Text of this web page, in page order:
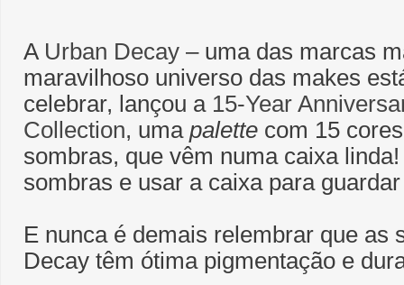
A Urban Decay – uma das marcas
maravilhoso universo das makes
celebrar, lançou a 15-Year
Collection, uma palette com 15
sombras, que vêm numa caixa
sombras e usar a caixa para
E nunca é demais relembrar que as
Decay têm ótima pigmentação e